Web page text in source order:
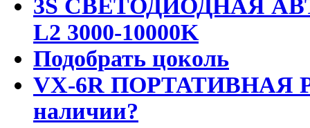
3S СВЕТОДИОДНАЯ
L2 3000-10000K
Подобрать цоколь
VX-6R ПОРТАТИВНАЯ
наличии?